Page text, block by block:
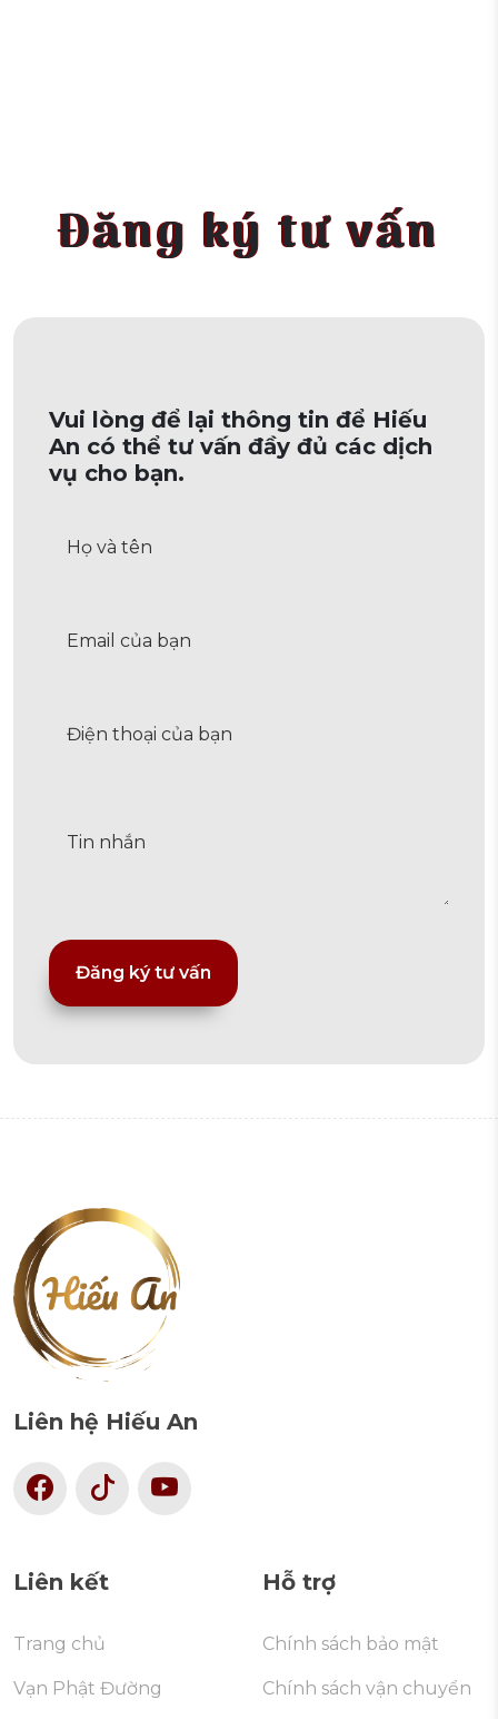
Đăng ký tư vấn
Vui lòng để lại thông tin để Hiếu
An có thể tư vấn đầy đủ các dịch
vụ cho bạn.
Liên hệ Hiếu An
Liên kết
Trang chủ
Vạn Phật Đường
Hỗ trợ
Chính sách bảo mật
Chính sách vận chuyển